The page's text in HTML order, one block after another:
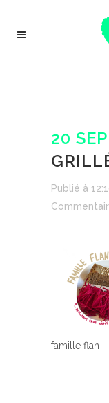
20 SEP
Publié à
famille flan